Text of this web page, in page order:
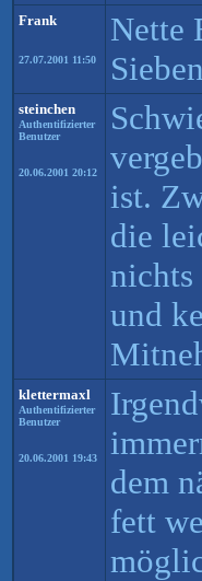
Frank
27.07.2001 11:50
Nette
steinchen
Authentifizierter
Benutzer
20.06.2001 20:12
ist.
die
nichts
und
klettermaxl
Authentifizierter
Benutzer
20.06.2001 19:43
dem
fett